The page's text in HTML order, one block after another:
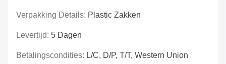
Verpakking Details: Plastic Zakken
Levertijd: 5 Dagen
Betalingscondities: L/C, D/P, T/T, Western Union